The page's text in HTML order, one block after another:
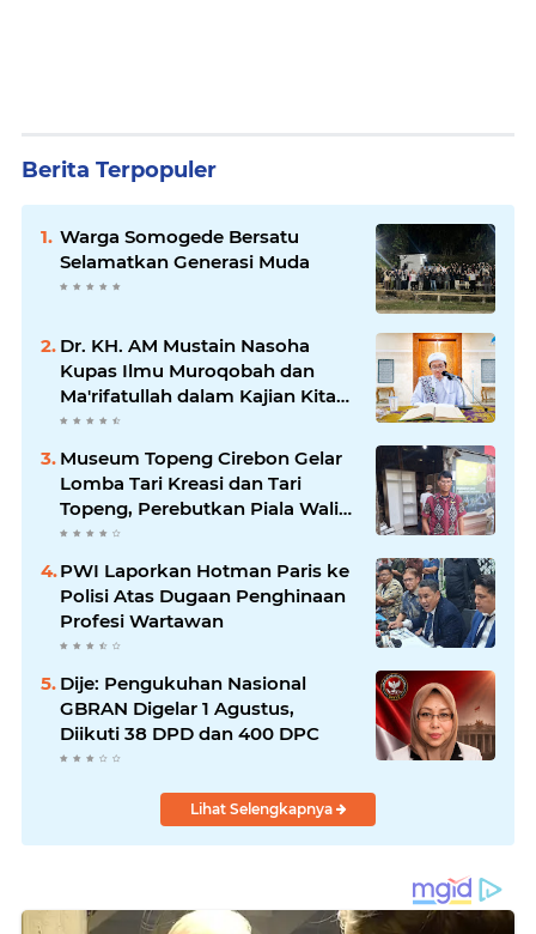
Berita Terpopuler
Warga Somogede Bersatu
Selamatkan Generasi Muda
Dr. KH. AM Mustain Nasoha
Kupas Ilmu Muroqobah dan
Ma'rifatullah dalam Kajian Kitab
Ihya' Ulumuddin
Museum Topeng Cirebon Gelar
Lomba Tari Kreasi dan Tari
Topeng, Perebutkan Piala Wali
Kota
PWI Laporkan Hotman Paris ke
Polisi Atas Dugaan Penghinaan
Profesi Wartawan
Dije: Pengukuhan Nasional
GBRAN Digelar 1 Agustus,
Diikuti 38 DPD dan 400 DPC
Lihat Selengkapnya